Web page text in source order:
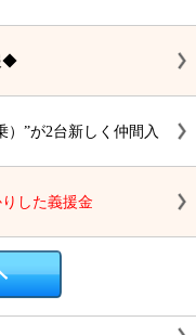
◆
”が2台新しく仲間入
した義援金